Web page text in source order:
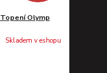
Olymp
Skladem v eshopu